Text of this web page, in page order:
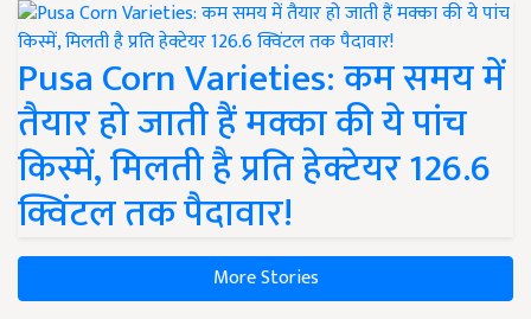
Pusa Corn Varieties: कम समय में
तैयार हो जाती हैं मक्का की ये पांच
किस्में, मिलती है प्रति हेक्टेयर 126.6
क्विंटल तक पैदावार!
More Stories